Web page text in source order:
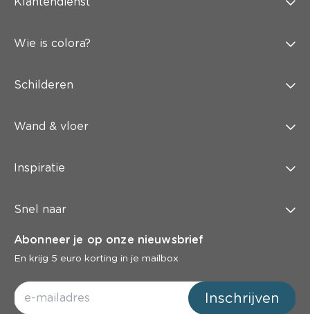
Wie is colora?
Schilderen
Wand & vloer
Inspiratie
Snel naar
Abonneer je op onze nieuwsbrief
En krijg 5 euro korting in je mailbox
Inschrijven